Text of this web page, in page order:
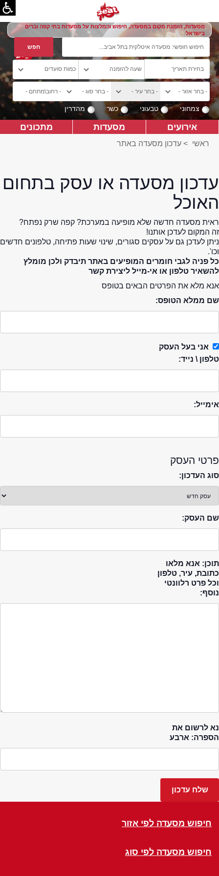
מסעדות, הזמנת מקום במסעדה, חיפוש והמלצות על מסעדות בתי קפה וברים
בישראל
צמחוני טבעוני כשר מהדרין
אירועים מסעדות מתכונים
ראשי > עדכון מסעדה באתר
עדכון מסעדה או עסק בתחום
האוכל
ראית מסעדה חדשה שלא מופיעה במערכת? קפה שרק נפתח?
זה המקום לעדכן אותנו!
ניתן לעדכן גם על עסקים סגורים, שינוי שעות פתיחה, טלפונים חדשים
וכו'.
כל פניה לגבי חומרים המופיעים באתר תיבדק ולכן מומלץ
להשאיר טלפון או אי-מייל ליצירת קשר
אנא מלא את הפרטים הבאים בטופס
שם ממלא הטופס:
אני בעל העסק
טלפון \ נייד:
אימייל:
פרטי העסק
סוג העדכון:
שם העסק:
תוכן: אנא מלאו
כתובת, עיר, טלפון
וכל פרט רלוונטי
נוסף:
נא לרשום את
הספרה: ארבע
חיפוש מסעדה לפי אזור
חיפוש מסעדה לפי סוג